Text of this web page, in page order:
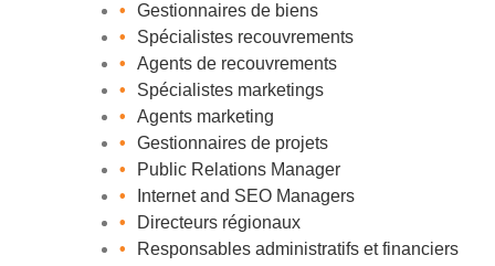
Gestionnaires de biens
Spécialistes recouvrements
Agents de recouvrements
Spécialistes marketings
Agents marketing
Gestionnaires de projets
Public Relations Manager
Internet and SEO Managers
Directeurs régionaux
Responsables administratifs et financiers